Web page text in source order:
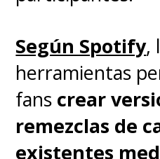
Según Spotify,
herramientas
fans crear
remezclas de
existentes